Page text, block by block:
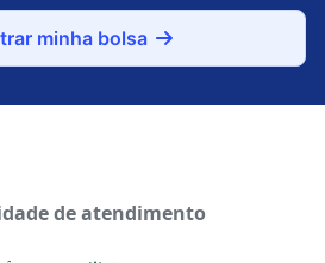
minha bolsa
de atendimento